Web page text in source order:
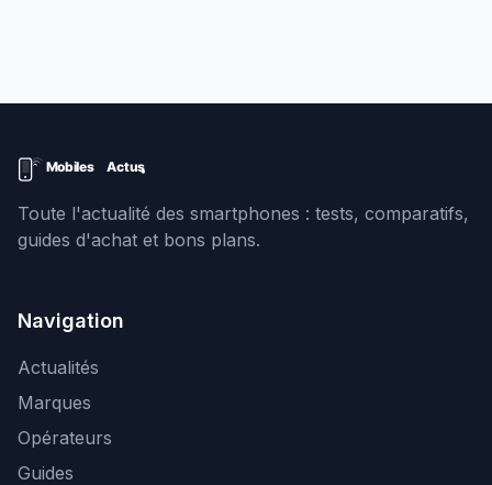
Toute l'actualité des smartphones : tests, comparatifs,
guides d'achat et bons plans.
Navigation
Actualités
Marques
Opérateurs
Guides